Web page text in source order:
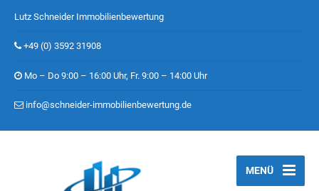
Lutz Schneider Immobilienbewertung
+49 (0) 3592 31908
Mo – Do 9:00 – 16:00 Uhr, Fr. 9:00 – 14:00 Uhr
info@schneider-immobilienbewertung.de
MENÜ